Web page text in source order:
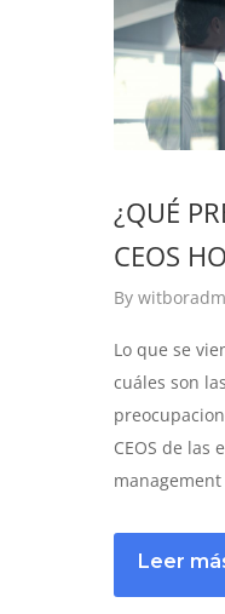
¿QUÉ
CEOS
By
Lo que se
cuáles son
CEOS de las